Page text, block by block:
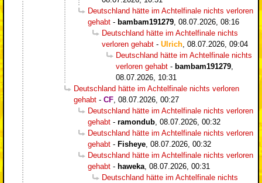
Deutschland hätte im Achtelfinale nichts verloren
gehabt - bambam191279 08.07.2026, 08:16
Deutschland hätte im Achtelfinale nichts
verloren gehabt - Ulrich 08.07.2026, 09:04
Deutschland hätte im Achtelfinale nichts
verloren gehabt - bambam191279
08.07.2026, 10:31
Deutschland hätte im Achtelfinale nichts verloren
gehabt - CF 08.07.2026, 00:27
Deutschland hätte im Achtelfinale nichts verloren
gehabt - ramondub 08.07.2026, 00:32
Deutschland hätte im Achtelfinale nichts verloren
gehabt - Fisheye 08.07.2026, 00:32
Deutschland hätte im Achtelfinale nichts verloren
gehabt - haweka 08.07.2026, 00:31
Deutschland hätte im Achtelfinale nichts